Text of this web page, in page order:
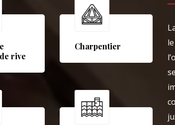
rive
Charpentier